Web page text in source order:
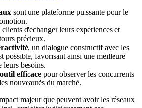
sont une plateforme puissante pour le
d'échanger leurs expériences et
précieux.
, un dialogue constructif avec les
possible, favorisant ainsi une meilleure
leurs besoins.
efficace pour observer les concurrents
nouveautés du marché.
majeur que peuvent avoir les réseaux